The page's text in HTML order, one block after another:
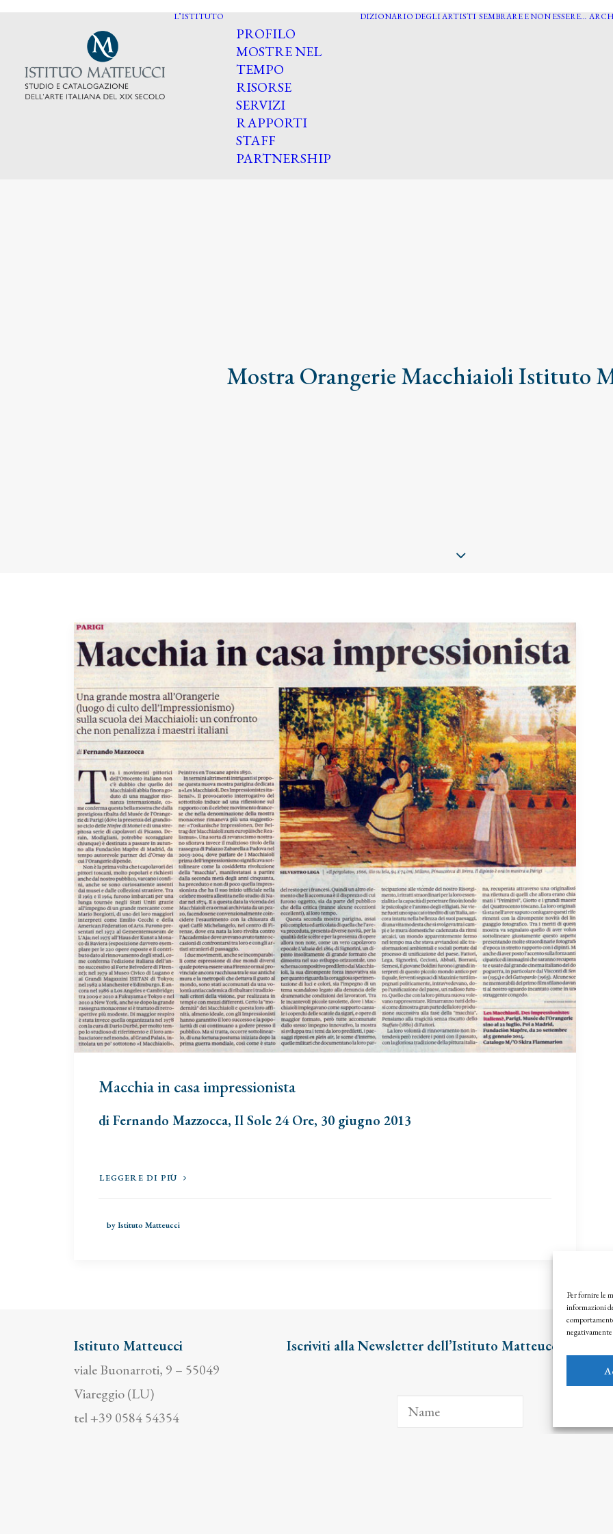
Per fornire le
informazioni
L’ISTITUTO
PROFILO
MOSTRE NEL
TEMPO
RISORSE
SERVIZI
RAPPORTI
STAFF
PARTNERSHIP
DIZIONARIO DEGLI ARTISTI SEMBRARE E NON ESSERE…
Mostra Orangerie Macchiaioli Istituto
Macchia in casa impressionista
di Fernando Mazzocca, Il Sole 24 Ore, 30 giugno 2013
LEGGERE DI PIÙ
by Istituto Matteucci
Istituto Matteucci
viale Buonarroti, 9 – 55049
Viareggio (LU)
tel +39 0584 54354
Iscriviti alla Newsletter dell’Istituto Matteucci